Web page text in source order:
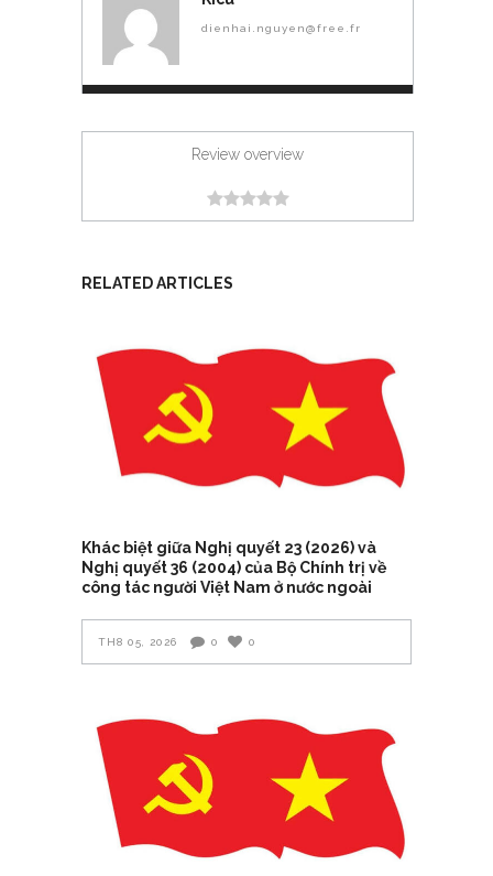
dienhai.nguyen@free.fr
Review overview
RELATED ARTICLES
Khác biệt giữa Nghị quyết 23 (2026) và
Nghị quyết 36 (2004) của Bộ Chính trị về
công tác người Việt Nam ở nước ngoài
TH8 05, 2026 0 0